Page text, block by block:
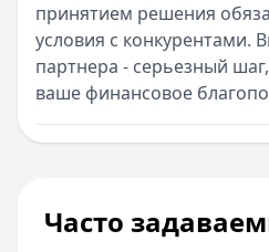
принятием решения
условия с конкурентами.
партнера - серьезный
ваше финансовое
Часто